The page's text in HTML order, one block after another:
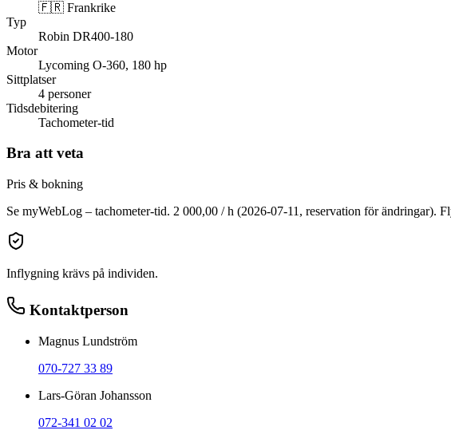
🇫🇷 Frankrike
Typ
Robin DR400-180
Motor
Lycoming O-360, 180 hp
Sittplatser
4 personer
Tidsdebitering
Tachometer-tid
Bra att veta
Pris & bokning
Se myWebLog – tachometer-tid. 2 000,00 / h (2026-07-11, reservation för ändringar).
Inflygning krävs på individen.
Kontaktperson
Magnus Lundström
070-727 33 89
Lars-Göran Johansson
072-341 02 02